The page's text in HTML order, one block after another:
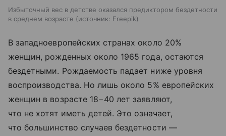
Избыточный вес в детстве оказался предиктором бездетности
в среднем возрасте
источник: Freepik
В западноевропейских странах около 20%
женщин, рожденных около 1965 года, остаются
бездетными. Рождаемость падает ниже уровня
воспроизводства. Но лишь около 5% европейских
женщин в возрасте 18−40 лет заявляют,
что не хотят иметь детей. Это означает,
что большинство случаев бездетности —